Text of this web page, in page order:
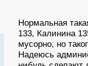
Нормальная
133, Калинина
мусорно, но
Надеюсь